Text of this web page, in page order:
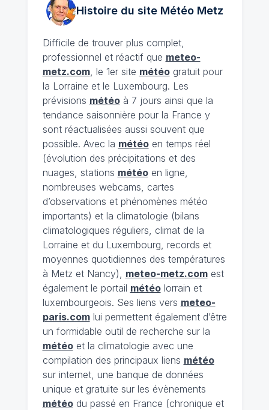
Histoire du site MétéoMetz
Difficile de trouver plus complet,
professionnel et réactif que meteo-
metz.com, le 1er site météogratuit pour
la Lorraine et le Luxembourg. Les
prévisions météoà 7 jours ainsi que la
tendance saisonnière pour la France y
sont réactualisées aussi souvent que
possible. Avec la météoen temps réel
(évolution des précipitations et des
nuages, stations météoen ligne,
nombreuses webcams, cartes
d’observations et phénomènes météo
importants) et la climatologie (bilans
climatologiques réguliers, climat de la
Lorraine et du Luxembourg, records et
moyennes quotidiennes des températures
à Metz et Nancy), meteo-metz.comest
également le portail météolorrain et
luxembourgeois. Ses liens vers meteo-
paris.comlui permettent également d’être
un formidable outil de recherche sur la
météoet la climatologie avec une
compilation des principaux liens météo
sur internet, une banque de données
unique et gratuite sur les évènements
météodu passé en France (chronique et